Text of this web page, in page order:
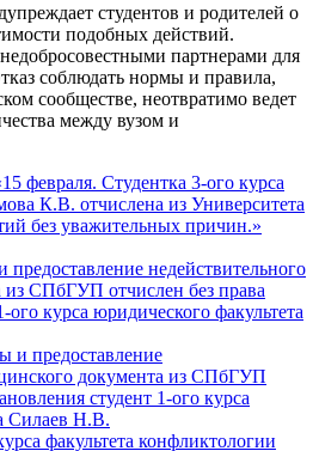
студентов и родителей о
подобных действий.
партнерами для
соблюдать нормы и правила,
сообществе, неотвратимо ведет
между вузом и
и предоставление
документа из СПбГУП
студент 1-ого курса
Силаев Н.В.